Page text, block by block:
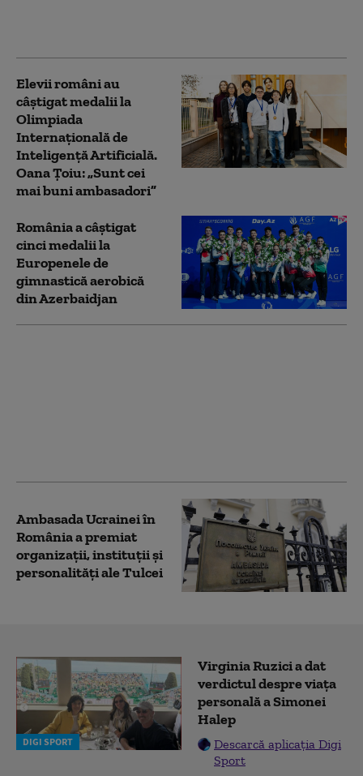
Elevii români au
câștigat medalii la
Olimpiada
Internațională de
Inteligență Artificială.
Oana Țoiu: „Sunt cei
mai buni ambasadori”
România a câștigat
cinci medalii la
Europenele de
gimnastică aerobică
din Azerbaidjan
Ambasada Ucrainei în
România a premiat
organizaţii, instituţii şi
personalităţi ale Tulcei
DIGI SPORT
Virginia Ruzici a dat
verdictul despre viața
personală a Simonei
Halep
Descarcă aplicația Digi
Sport